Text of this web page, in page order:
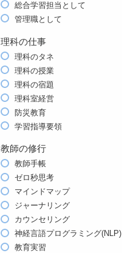
総合学習担当として
管理職として
理科の仕事
理科のタネ
理科の授業
理科の宿題
理科室経営
防災教育
学習指導要領
教師の修行
教師手帳
ゼロ秒思考
マインドマップ
ジャーナリング
カウンセリング
神経言語プログラミング(NLP)
教育実習